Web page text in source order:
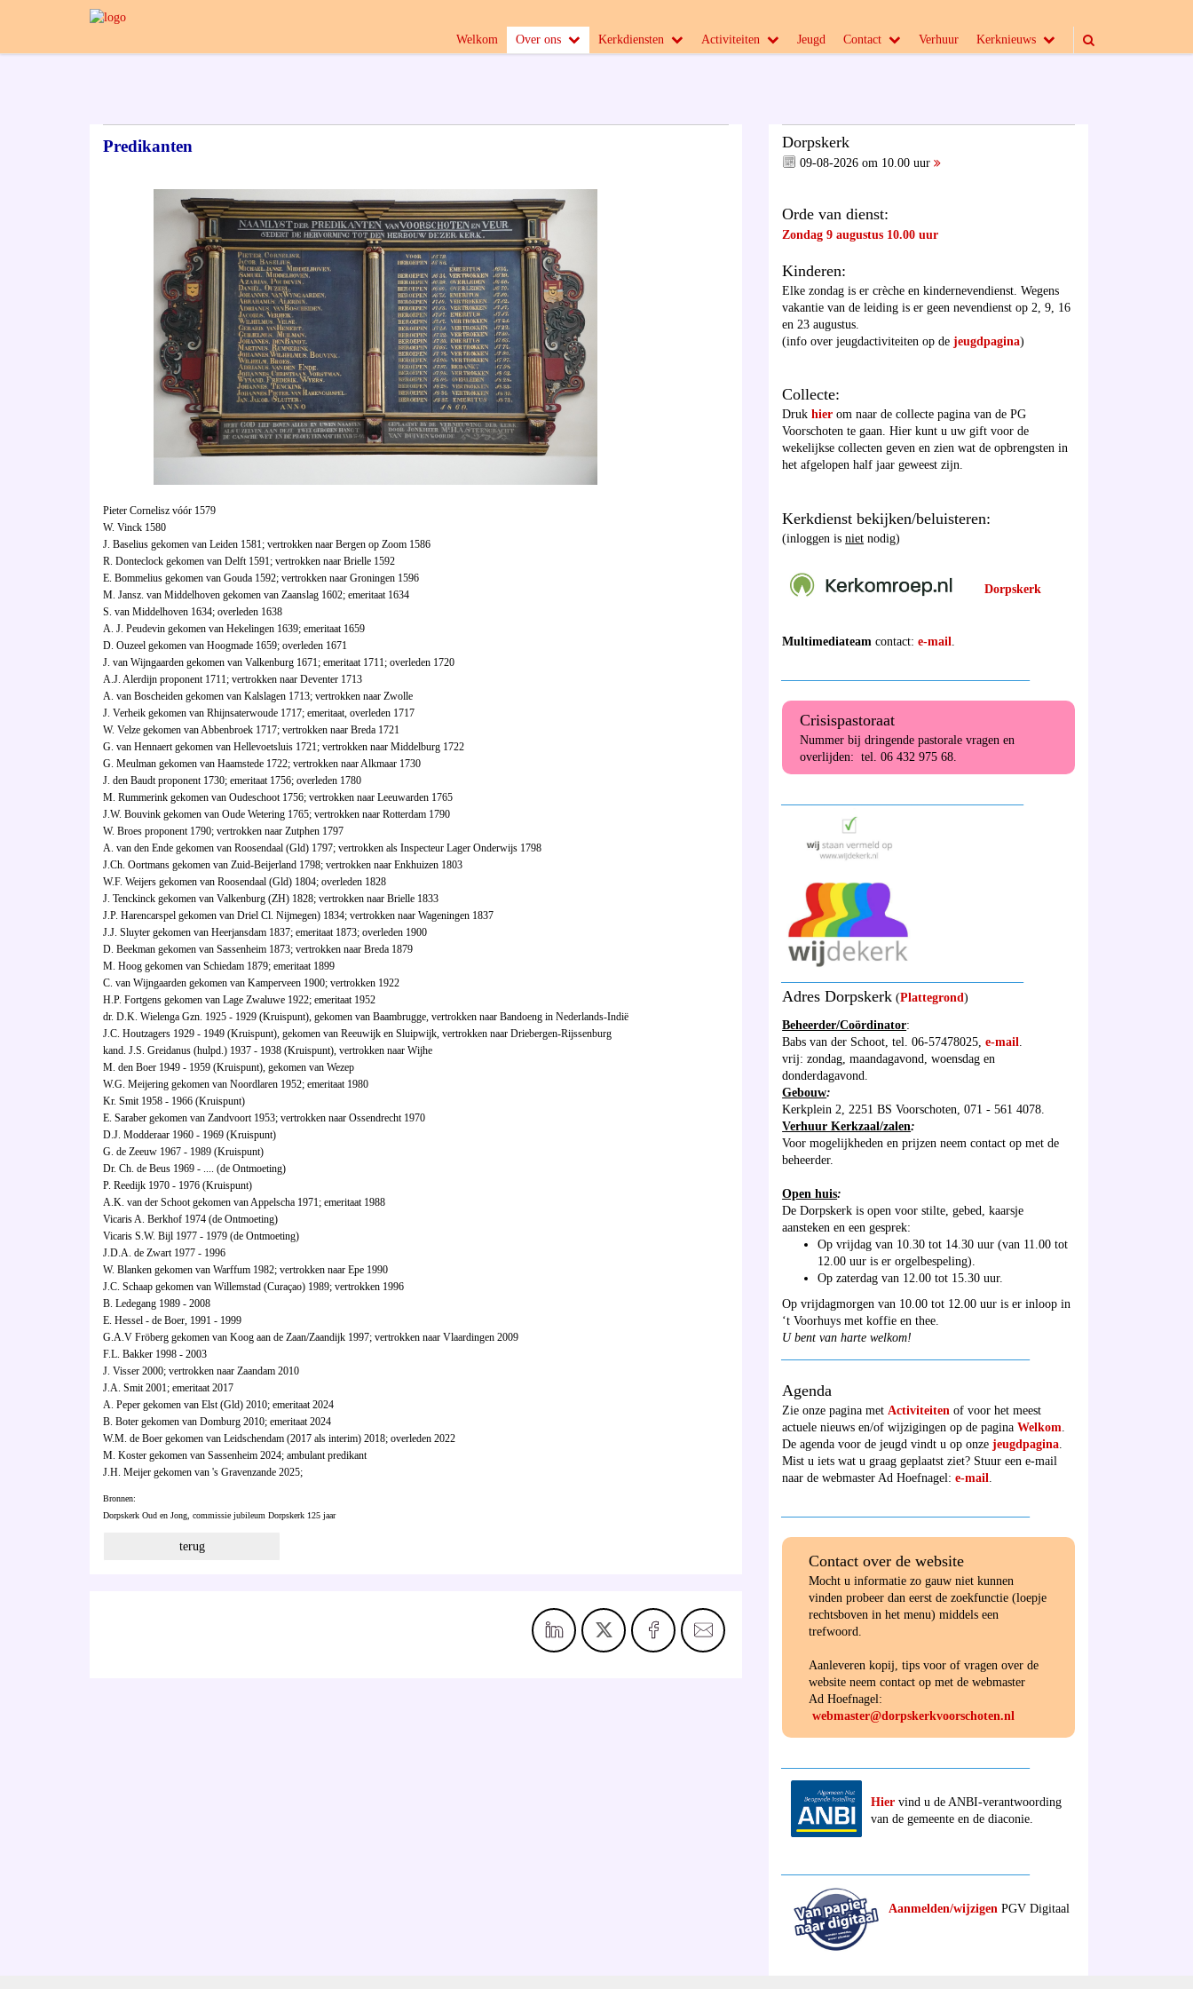
Welkom Over ons Kerkdiensten Activiteiten Jeugd Contact Verhuur Kerknieuws
Predikanten
Pieter Cornelisz vóór 1579
W. Vinck 1580
J. Baselius gekomen van Leiden 1581; vertrokken naar Bergen op Zoom 1586
R. Donteclock gekomen van Delft 1591; vertrokken naar Brielle 1592
E. Bommelius gekomen van Gouda 1592; vertrokken naar Groningen 1596
M. Jansz. van Middelhoven gekomen van Zaanslag 1602; emeritaat 1634
S. van Middelhoven 1634; overleden 1638
A. J. Peudevin gekomen van Hekelingen 1639; emeritaat 1659
D. Ouzeel gekomen van Hoogmade 1659; overleden 1671
J. van Wijngaarden gekomen van Valkenburg 1671; emeritaat 1711; overleden 1720
A.J. Alerdijn proponent 1711; vertrokken naar Deventer 1713
A. van Boscheiden gekomen van Kalslagen 1713; vertrokken naar Zwolle
J. Verheik gekomen van Rhijnsaterwoude 1717; emeritaat, overleden 1717
W. Velze gekomen van Abbenbroek 1717; vertrokken naar Breda 1721
G. van Hennaert gekomen van Hellevoetsluis 1721; vertrokken naar Middelburg 1722
G. Meulman gekomen van Haamstede 1722; vertrokken naar Alkmaar 1730
J. den Baudt proponent 1730; emeritaat 1756; overleden 1780
M. Rummerink gekomen van Oudeschoot 1756; vertrokken naar Leeuwarden 1765
J.W. Bouvink gekomen van Oude Wetering 1765; vertrokken naar Rotterdam 1790
W. Broes proponent 1790; vertrokken naar Zutphen 1797
A. van den Ende gekomen van Roosendaal (Gld) 1797; vertrokken als Inspecteur Lager Onderwijs 1798
J.Ch. Oortmans gekomen van Zuid-Beijerland 1798; vertrokken naar Enkhuizen 1803
W.F. Weijers gekomen van Roosendaal (Gld) 1804; overleden 1828
J. Tenckinck gekomen van Valkenburg (ZH) 1828; vertrokken naar Brielle 1833
J.P. Harencarspel gekomen van Driel Cl. Nijmegen) 1834; vertrokken naar Wageningen 1837
J.J. Sluyter gekomen van Heerjansdam 1837; emeritaat 1873; overleden 1900
D. Beekman gekomen van Sassenheim 1873; vertrokken naar Breda 1879
M. Hoog gekomen van Schiedam 1879; emeritaat 1899
C. van Wijngaarden gekomen van Kamperveen 1900; vertrokken 1922
H.P. Fortgens gekomen van Lage Zwaluwe 1922; emeritaat 1952
dr. D.K. Wielenga Gzn. 1925 - 1929 (Kruispunt), gekomen van Baambrugge, vertrokken naar Bandoeng in Nederlands-Indië
J.C. Houtzagers 1929 - 1949 (Kruispunt), gekomen van Reeuwijk en Sluipwijk, vertrokken naar Driebergen-Rijssenburg
kand. J.S. Greidanus (hulpd.) 1937 - 1938 (Kruispunt), vertrokken naar Wijhe
M. den Boer 1949 - 1959 (Kruispunt), gekomen van Wezep
W.G. Meijering gekomen van Noordlaren 1952; emeritaat 1980
Kr. Smit 1958 - 1966 (Kruispunt)
E. Saraber gekomen van Zandvoort 1953; vertrokken naar Ossendrecht 1970
D.J. Modderaar 1960 - 1969 (Kruispunt)
G. de Zeeuw 1967 - 1989 (Kruispunt)
Dr. Ch. de Beus 1969 - .... (de Ontmoeting)
P. Reedijk 1970 - 1976 (Kruispunt)
A.K. van der Schoot gekomen van Appelscha 1971; emeritaat 1988
Vicaris A. Berkhof 1974 (de Ontmoeting)
Vicaris S.W. Bijl 1977 - 1979 (de Ontmoeting)
J.D.A. de Zwart 1977 - 1996
W. Blanken gekomen van Warffum 1982; vertrokken naar Epe 1990
J.C. Schaap gekomen van Willemstad (Curaçao) 1989; vertrokken 1996
B. Ledegang 1989 - 2008
E. Hessel - de Boer, 1991 - 1999
G.A.V Fröberg gekomen van Koog aan de Zaan/Zaandijk 1997; vertrokken naar Vlaardingen 2009
F.L. Bakker 1998 - 2003
J. Visser 2000; vertrokken naar Zaandam 2010
J.A. Smit 2001; emeritaat 2017
A. Peper gekomen van Elst (Gld) 2010; emeritaat 2024
B. Boter gekomen van Domburg 2010; emeritaat 2024
W.M. de Boer gekomen van Leidschendam (2017 als interim) 2018; overleden 2022
M. Koster gekomen van Sassenheim 2024; ambulant predikant
J.H. Meijer gekomen van 's Gravenzande 2025;
Bronnen:
Dorpskerk Oud en Jong, commissie jubileum Dorpskerk 125 jaar
terug
Dorpskerk
09-08-2026 om 10.00 uur
Orde van dienst:
Zondag 9 augustus 10.00 uur
Kinderen:
Elke zondag is er crèche en kindernevendienst. Wegens
vakantie van de leiding is er geen nevendienst op 2, 9, 16
en 23 augustus.
(info over jeugdactiviteiten op dejeugdpagina)
Collecte:
Drukhier om naar de collecte pagina van de PG
Voorschoten te gaan. Hier kunt u uw gift voor de
wekelijkse collecten geven en zien wat de opbrengsten in
het afgelopen half jaar geweest zijn.
Kerkdienst bekijken/beluisteren:
(inloggen isniet nodig)
Dorpskerk
Multimediateamcontact:e-mail.
Crisispastoraat
Nummer bij dringende pastorale vragen en
overlijden: tel. 06 432 975 68.
Adres Dorpskerk (Plattegrond)
Beheerder/Coördinator:
Babs van der Schoot, tel. 06-57478025,e-mail.
vrij: zondag, maandagavond, woensdag en
donderdagavond.
Gebouw:
Kerkplein 2, 2251 BS Voorschoten, 071 - 561 4078.
Verhuur Kerkzaal/zalen:
Voor mogelijkheden en prijzen neem contact op met de
beheerder.
Open huis:
De Dorpskerk is open voor stilte, gebed, kaarsje
aansteken en een gesprek:
Op vrijdag van 10.30 tot 14.30 uur (van 11.00 tot
12.00 uur is er orgelbespeling).
Op zaterdag van 12.00 tot 15.30 uur.
Op vrijdagmorgen van 10.00 tot 12.00 uur is er inloop in
‘t Voorhuys met koffie en thee.
U bent van harte welkom!
Agenda
Zie onze pagina metActiviteiten of voor het meest
actuele nieuws en/of wijzigingen op de paginaWelkom.
De agenda voor de jeugd vindt u op onzejeugdpagina.
Mist u iets wat u graag geplaatst ziet? Stuur een e-mail
naar de webmaster Ad Hoefnagel:e-mail.
Contact over de website
Mocht u informatie zo gauw niet kunnen
vinden probeer dan eerst de zoekfunctie (loepje
rechtsboven in het menu) middels een
trefwoord.
Aanleveren kopij, tips voor of vragen over de
website neem contact op met de webmaster
Ad Hoefnagel:
webmaster@dorpskerkvoorschoten.nl
Hier vind u de ANBI-verantwoording
van de gemeente en de diaconie.
Aanmelden/wijzigen PGV Digitaal